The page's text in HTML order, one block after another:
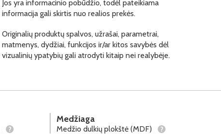
Jos yra informacinio pobūdžio, todėl pateikiama
informacija gali skirtis nuo realios prekės.
Originalių produktų spalvos, užrašai, parametrai,
matmenys, dydžiai, funkcijos ir/ar kitos savybės dėl
vizualinių ypatybių gali atrodyti kitaip nei realybėje.
?
Medžiaga
Medžio dulkių plokštė (MDF) ?